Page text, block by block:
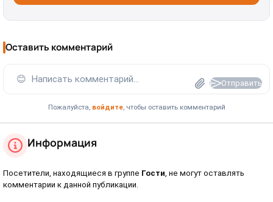
Оставить комментарий
😊 Написать комментарий... Отправить
Пожалуйста, войдите, чтобы оставить комментарий
Информация
Посетители, находящиеся в группе Гости, не могут оставлять
комментарии к данной публикации.